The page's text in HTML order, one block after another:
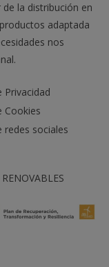
la distribución en
adaptada
nos
Privacidad
Cookies
redes sociales